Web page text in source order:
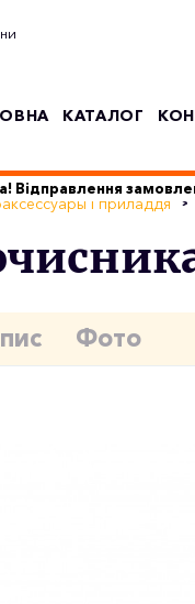
КАТАЛОГ
Відправлення
і приладдя
Фото